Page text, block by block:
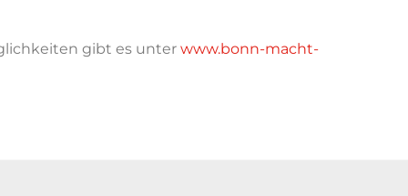
gibt es unter www.bonn-macht-